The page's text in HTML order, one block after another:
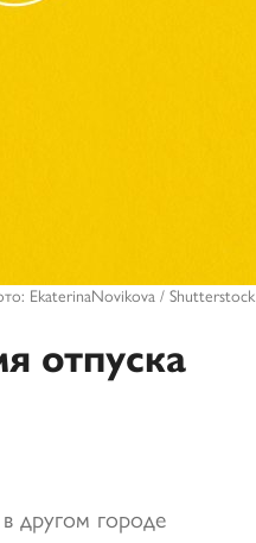
EkaterinaNovikova / Shutterstock
отпуска
другом городе